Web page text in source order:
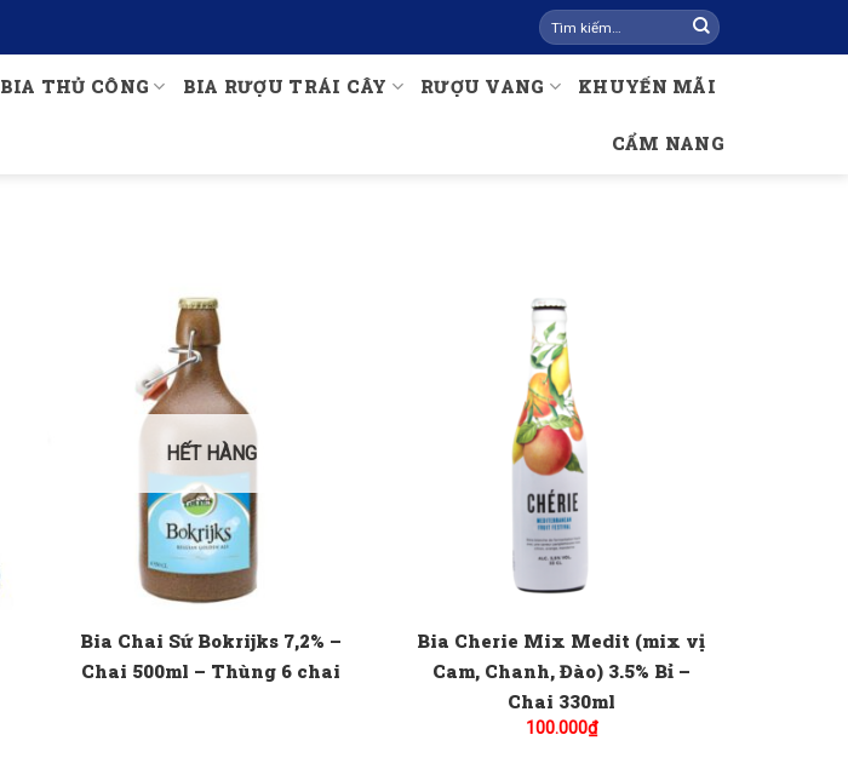
Tìm
kiếm:
BIA THỦ CÔNG BIA RƯỢU TRÁI CÂY RƯỢU VANG KHUYẾN MÃI
CẨM NANG
HẾT HÀNG
Bia Chai Sứ Bokrijks 7,2% –
Chai 500ml – Thùng 6 chai
Bia Cherie Mix Medit (mix vị
Cam, Chanh, Đào) 3.5% Bỉ –
Chai 330ml
100.000₫